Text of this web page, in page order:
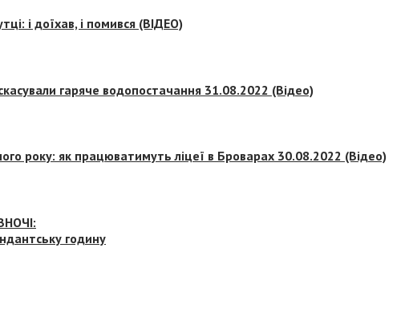
і доїхав, і помився (ВІДЕО)
гаряче водопостачання 31.08.2022 (Відео)
року: як працюватимуть ліцеї в Броварах 30.08.2022 (Відео)
годину